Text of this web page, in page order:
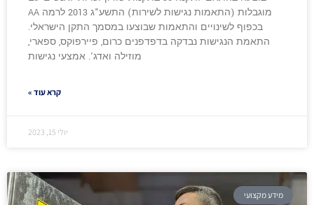
מוגבלות (התאמות נגישות לשירות) התשע"ג 2013 לרמה AA
בכפוף לשינויים והתאמות שבוצעו במסמך התקן הישראלי.
התאמת הנגישות נבדקה בדפדפנים כרום, פיירפוקס, ספארי,
מוזילה ואדג'. אמצעי נגישות
קרא עוד »
יולי 15, 2023
מידע מקצועי